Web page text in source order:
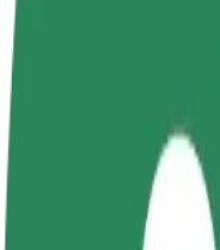
პარტნიორი
საკუთარი
გრაფიკით